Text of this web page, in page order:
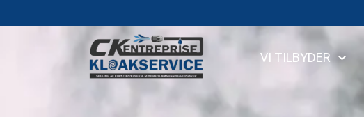
VI TILBYDER